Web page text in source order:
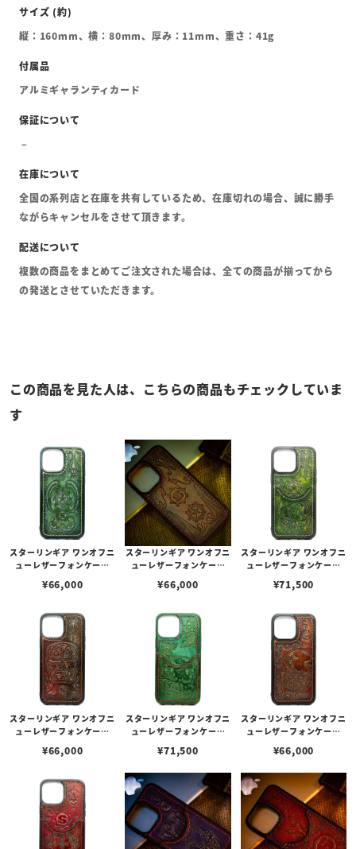
縦：160mm、横：80mm、厚み：11mm、重さ：41g
アルミギャランティカード
全国の系列店と在庫を共有しているため、在庫切れの場合、誠に勝手
ながらキャンセルをさせて頂きます。
複数の商品をまとめてご注文された場合は、全ての商品が揃ってから
の発送とさせていただきます。
この商品を見た人は、こちらの商品もチェックしていま
す
スターリンギア ワンオフニ
ューレザーフォンケース
ン s000117359（iPhone
¥66,000
スターリンギア ワンオフニ
ューレザーフォンケース
ン s000117271（iPhone
¥66,000
スターリンギア ワンオフニ
ューレザーフォンケース
ス ライトグリーン s00011
x対応）
¥71,500
スターリンギア ワンオフニ
ューレザーフォンケース
ブラウン s000117357（i
¥66,000
スターリンギア ワンオフニ
ューレザーフォンケース
ス ダークグリーン s00011
x対応）
¥71,500
スターリンギア ワンオフニ
ューレザーフォンケース
ン s000117355（iPhone
¥66,000